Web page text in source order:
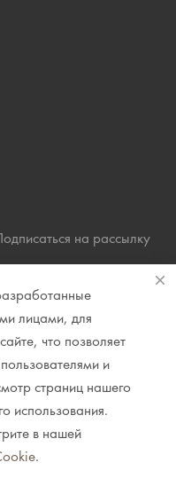
на рассылку
д. 98, салон 27, ТЦ
с ул. Куйбышева
звука" // Звук. Свет.
лицами, для
что позволяет
и
страниц нашего
использования.
в нашей
.